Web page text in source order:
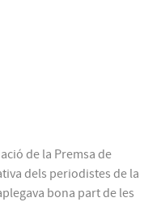
de la Premsa de
dels periodistes de la
bona part de les